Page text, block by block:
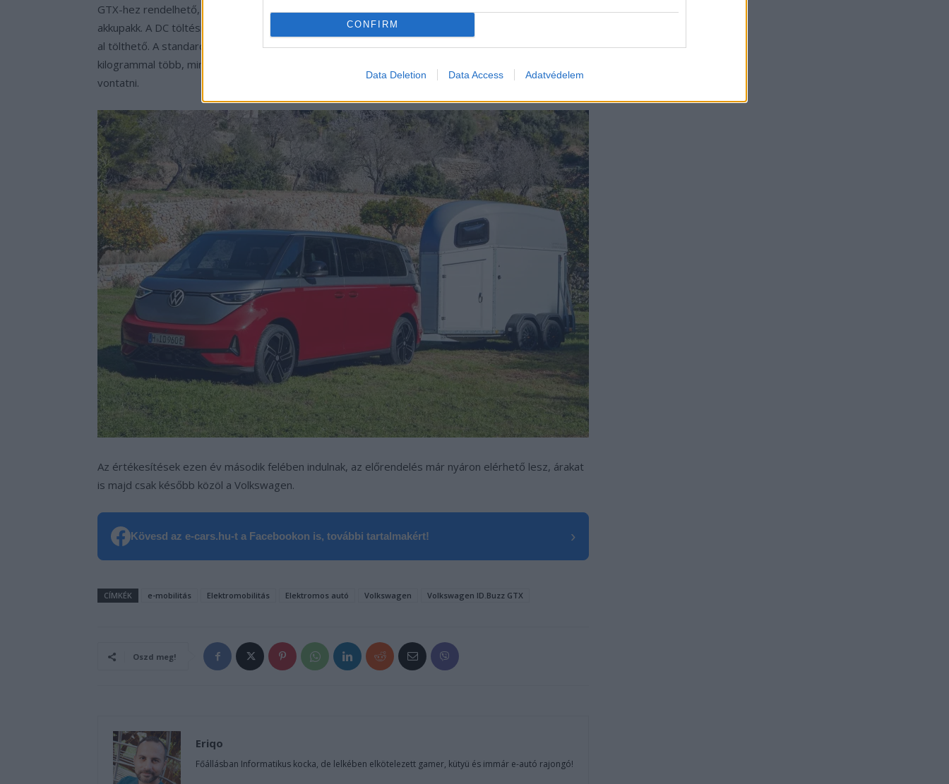
CONFIRM
Data Deletion Data Access Adatvédelem
GTX-hez rendelhető, a hosszított tengelytávú ID.Buzz GTX esetében 86 kWh kapacitású az
akkupakk. A DC töltési teljesítmény 185 kW a kisebb akku esetében, míg a 86 kWh-s egység 200 kW-
al tölthető. A standard tengelytávval a vontatási kapacitás 1800 kilogrammra nő, ami 800
kilogrammal több, mint korábban. A hosszított tengelytávú ID.Buzz GTX 1600 kilogrammot tud
vontatni.
Az értékesítések ezen év második felében indulnak, az előrendelés már nyáron elérhető lesz, árakat
is majd csak később közöl a Volkswagen.
Kövesd az e-cars.hu-t a Facebookon is, további tartalmakért! ›
CÍMKÉK e-mobilitás Elektromobilitás Elektromos autó Volkswagen Volkswagen ID.Buzz GTX
Oszd meg!
Eriqo
Főállásban Informatikus kocka, de lelkében elkötelezett gamer, kütyü és immár e-autó rajongó!